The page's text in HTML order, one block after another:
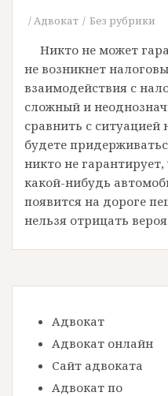
Адвокат Без рубрики
Никто не может
не возникнет
взаимодействия с
сложный и
сравнить с
будете
никто не
какой-нибудь
появится на дороге
нельзя отрицать
Адвокат
Адвокат онлайн
Сайт адвоката
Адвокат по